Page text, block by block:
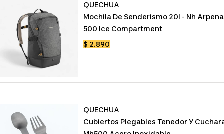
QUECHUA
Mochila De Senderismo 20l - Nh
500 Ice Compartment
Precio
$ 2.890
QUECHUA
Cubiertos Plegables Tenedor Y